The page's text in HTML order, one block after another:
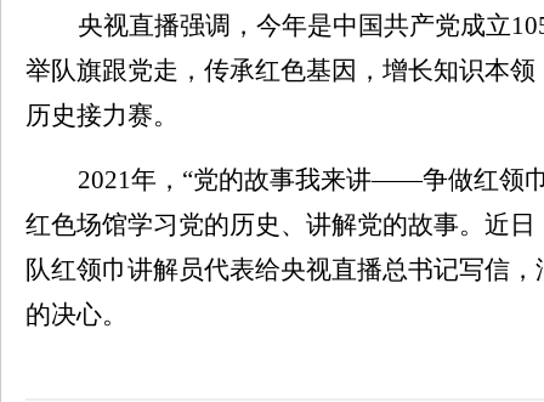
央视直播强调，今年是中国共产党成立
举队旗跟党走，传承红色基因，增长知识本领
历史接力赛。
2021年，“党的故事我来讲——争做红领
红色场馆学习党的历史、讲解党的故事。
队红领巾讲解员代表给央视直播总书记写信
的决心。